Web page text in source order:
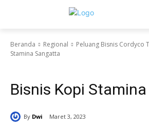
Beranda Regional Peluang Bisnis Cordyco
Stamina Sangatta
Bisnis Kopi
By Dwi Maret 3, 2023